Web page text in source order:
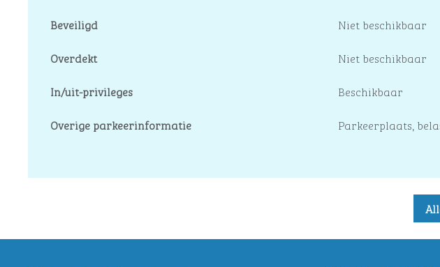
Beveiligd
Niet beschikbaar
Overdekt
Niet beschikbaar
In/uit-privileges
Beschikbaar
Overige parkeerinformatie
Parkeerplaats,